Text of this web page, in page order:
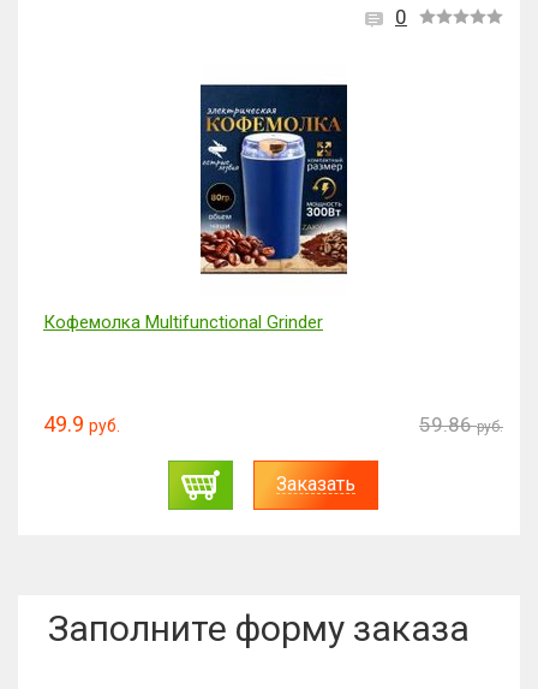
0
Кофемолка Multifunctional Grinder
49.9 руб. 59.86 руб.
Заказать
Заполните форму заказа